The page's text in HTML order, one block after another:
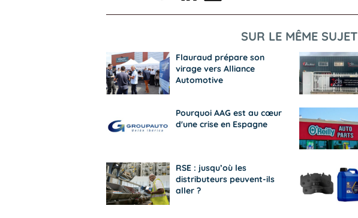
SUR LE MÊME SUJET
Flauraud prépare son
virage vers Alliance
Automotive
Pourquoi AAG est au cœur
d'une crise en Espagne
RSE : jusqu’où les
distributeurs peuvent-ils
aller ?